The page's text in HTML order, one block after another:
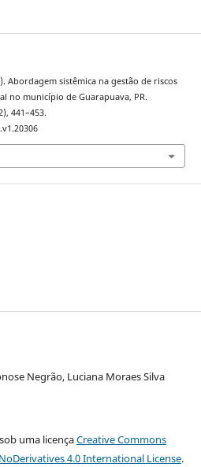
Abordagem sistêmica na gestão de riscos
no município de Guarapuava, PR.
441–453.
Negrão, Luciana Moraes Silva
uma licençaCreative Commons
4.0 International License.